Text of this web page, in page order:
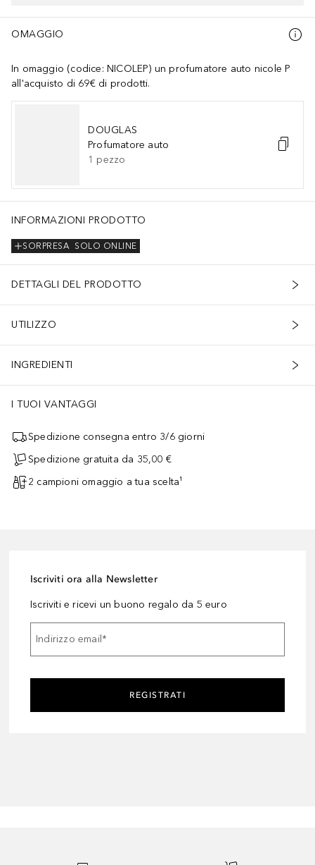
OMAGGIO
In omaggio (codice: NICOLEP) un profumatore auto nicole P
all'acquisto di 69€ di prodotti.
DOUGLAS
Profumatore auto
1 pezzo
INFORMAZIONI PRODOTTO
SOLO ONLINE
SORPRESA
DETTAGLI DEL PRODOTTO
UTILIZZO
INGREDIENTI
I TUOI VANTAGGI
Spedizione consegna entro 3/6 giorni
Spedizione gratuita da 35,00 €
2 campioni omaggio a tua scelta¹
Iscriviti ora alla Newsletter
Iscriviti e ricevi un buono regalo da 5 euro
Indirizzo email*
REGISTRATI